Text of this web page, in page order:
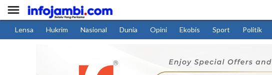

Lensa Hukrim Nasional Dunia Opini Ekobis Sport Politik